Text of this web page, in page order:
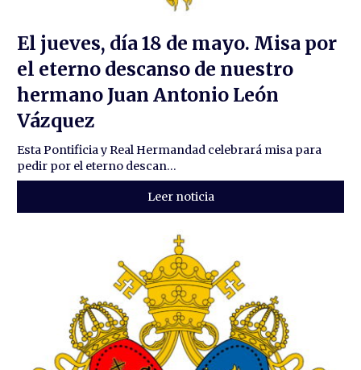
El jueves, día 18 de mayo. Misa por
el eterno descanso de nuestro
hermano Juan Antonio León
Vázquez
Esta Pontificia y Real Hermandad celebrará misa para
pedir por el eterno descan...
Leer noticia